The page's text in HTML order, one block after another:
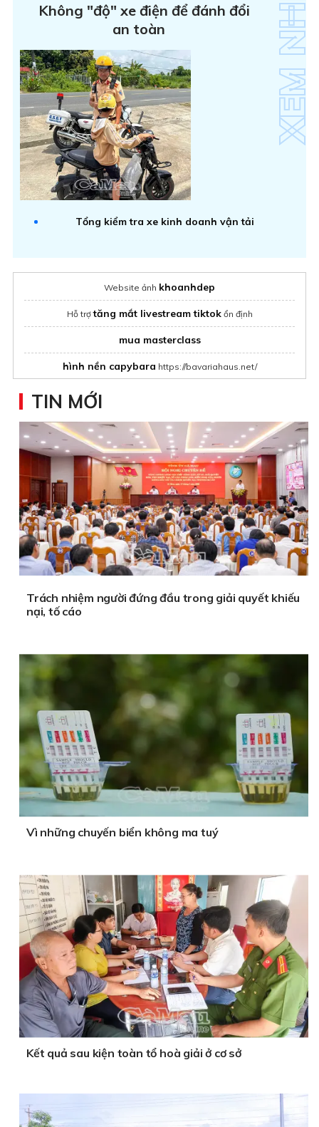
Không "độ" xe điện để đánh đổi
an toàn
Tổng kiểm tra xe kinh doanh vận tải
Website ảnh khoanhdep
Hỗ trợtăng mắt livestream tiktokổn định
mua masterclass
hình nền capybara https://bavariahaus.net/
hình nền ipad
Tăng tương tác mạng xã hội
tên game hay
TIN MỚI
Trách nhiệm người đứng đầu trong giải quyết khiếu
nại, tố cáo
Vì những chuyến biển không ma tuý
Kết quả sau kiện toàn tổ hoà giải ở cơ sở